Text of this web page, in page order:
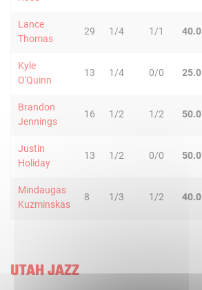
Lance
Thomas
29 1/4 1/1 40.0
Kyle
O'Quinn
13 1/4 0/0 25.0
Brandon
Jennings
16 1/2 1/2 50.0
Justin
Holiday
13 1/2 0/0 50.0
Mindaugas
Kuzminskas
8 1/3 1/2 40.0
UTAH JAZZ